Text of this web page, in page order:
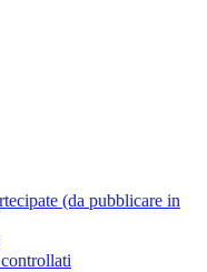
(da pubblicare in